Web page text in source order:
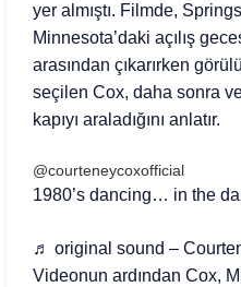
yer almıştı. Filmde,
Minnesota’daki açılış
arasından çıkarırken
seçilen Cox, daha sonra
kapıyı araladığını anlatır.
@courteneycoxofficial
1980’s dancing… in the
♬ original sound –
Videonun ardından Cox,